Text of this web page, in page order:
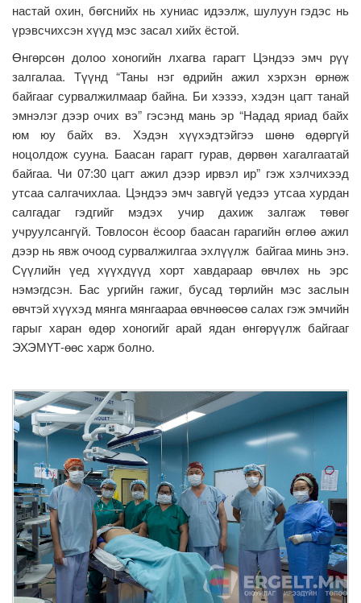
настай охин, бөгснийх нь хуниас идээлж, шулуун гэдэс нь
үрэвсчихсэн хүүд мэс засал хийх ёстой.
Өнгөрсөн долоо хоногийн лхагва гарагт Цэндээ эмч рүү
залгалаа. Түүнд “Таны нэг өдрийн ажил хэрхэн өрнөж
байгааг сурвалжилмаар байна. Би хэзээ, хэдэн цагт танай
эмнэлэг дээр очих вэ” гэсэнд мань эр “Надад яриад байх
юм юу байх вэ. Хэдэн хүүхэдтэйгээ шөнө өдөргүй
ноцолдож сууна. Баасан гарагт гурав, дөрвөн хагалгаатай
байгаа. Чи 07:30 цагт ажил дээр ирвэл ир” гэж хэлчихээд
утсаа салгачихлаа. Цэндээ эмч завгүй үедээ утсаа хурдан
салгадаг гэдгийг мэдэх учир дахиж залгаж төвөг
учруулсангүй. Товлосон ёсоор баасан гарагийн өглөө ажил
дээр нь явж очоод сурвалжилгаа эхлүүлж байгаа минь энэ.
Сүүлийн үед хүүхдүүд хорт хавдараар өвчлөх нь эрс
нэмэгдсэн. Бас ургийн гажиг, бусад төрлийн мэс заслын
өвчтэй хүүхэд мянга мянгаараа өвчнөөсөө салах гэж эмчийн
гарыг харан өдөр хоногийг арай ядан өнгөрүүлж байгааг
ЭХЭМҮТ-өөс харж болно.